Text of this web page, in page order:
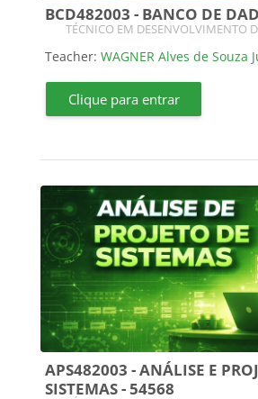
BCD482003 - BANCO DE
Course category
TÉCNICO EM DESENVOLVIMENTO
Teacher: WAGNER Alves de Souza
Clique para entrar
APS482003 - ANÁLISE E
SISTEMAS - 54568